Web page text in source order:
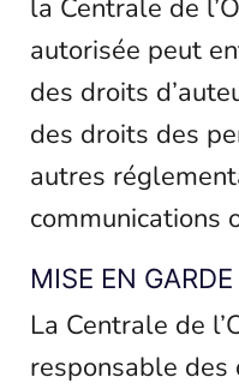
la Centrale de
autorisée peut
des droits
des droits des
autres
communications
MISE EN
La Centrale de
responsable des